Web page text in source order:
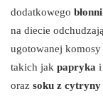
dodatkowego
na diecie
ugotowanej
takich jak papryka i
oraz soku z cytryny